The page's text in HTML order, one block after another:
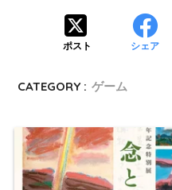
ポスト シェア
CATEGORY : ゲーム